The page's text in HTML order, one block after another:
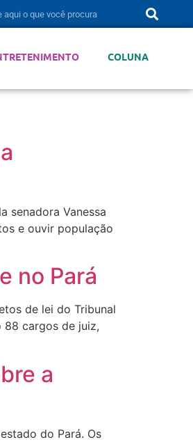
COLUNA
senadora Vanessa
e ouvir população
no Pará
de lei do Tribunal
88 cargos de juiz,
a
do Pará. Os